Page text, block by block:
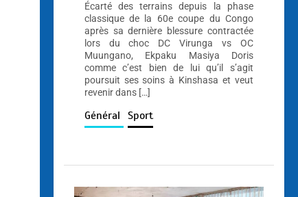
Écarté des terrains depuis la phase
classique de la 60e coupe du Congo
après sa dernière blessure contractée
lors du choc DC Virunga vs OC
Muungano, Ekpaku Masiya Doris
comme c’est bien de lui qu’il s’agit
poursuit ses soins à Kinshasa et veut
revenir dans […]
Général Sport